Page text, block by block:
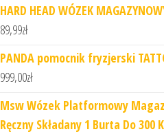
HARD HEAD WÓZEK
89,99zł
PANDA pomocnik fryzjerski
999,00zł
Msw Wózek Platformowy
Ręczny Składany 1 Burta Do 300